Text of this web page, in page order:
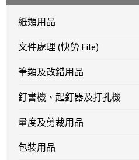
紙類用品
文件處理 (快勞 File)
筆類及改錯用品
釘書機、起釘器及打孔機
量度及剪裁用品
包裝用品